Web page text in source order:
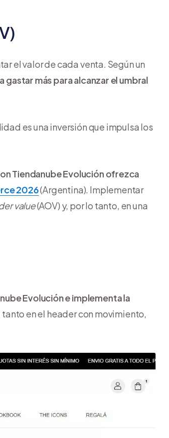
el valor de cada venta. Según un
más para alcanzar el umbral
es una inversión que impulsa los
Tiendanube Evolución ofrezca
2026(Argentina). Implementar
value(AOV) y, por lo tanto, en una
Evolución e implementa la
en el header con movimiento,